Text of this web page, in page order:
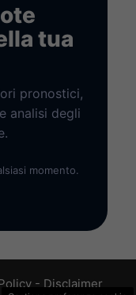
tua
pronostici,
analisi degli
momento.
- Disclaimer